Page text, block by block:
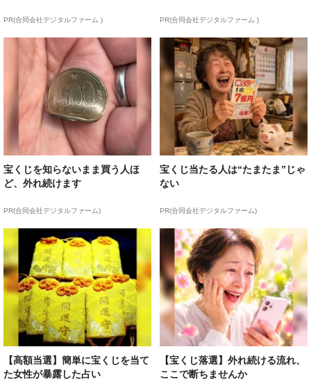
PR(合同会社デジタルファーム ) PR(合同会社デジタルファーム )
宝くじを知らないまま買う人ほ
ど、外れ続けます
PR(合同会社デジタルファーム)
宝くじ当たる人は“たまたま”じゃ
ない
PR(合同会社デジタルファーム)
【高額当選】簡単に宝くじを当て
た女性が暴露した占い
【宝くじ落選】外れ続ける流れ、
ここで断ちませんか